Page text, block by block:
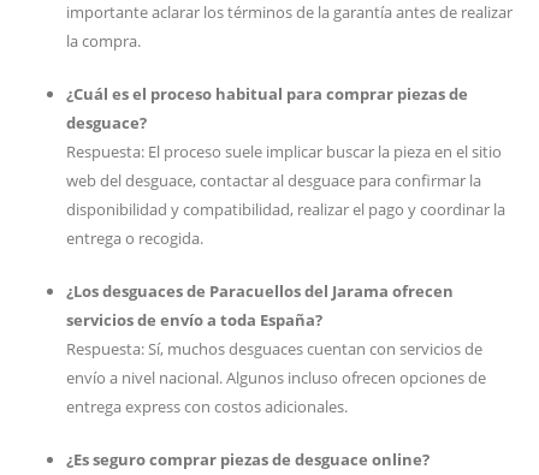
importante aclarar los términos de la garantía antes de realizar
la compra.
¿Cuál es el proceso habitual para comprar piezas de
desguace?
Respuesta: El proceso suele implicar buscar la pieza en el sitio
web del desguace, contactar al desguace para confirmar la
disponibilidad y compatibilidad, realizar el pago y coordinar la
entrega o recogida.
¿Los desguaces de Paracuellos del Jarama ofrecen
servicios de envío a toda España?
Respuesta: Sí, muchos desguaces cuentan con servicios de
envío a nivel nacional. Algunos incluso ofrecen opciones de
entrega express con costos adicionales.
¿Es seguro comprar piezas de desguace online?